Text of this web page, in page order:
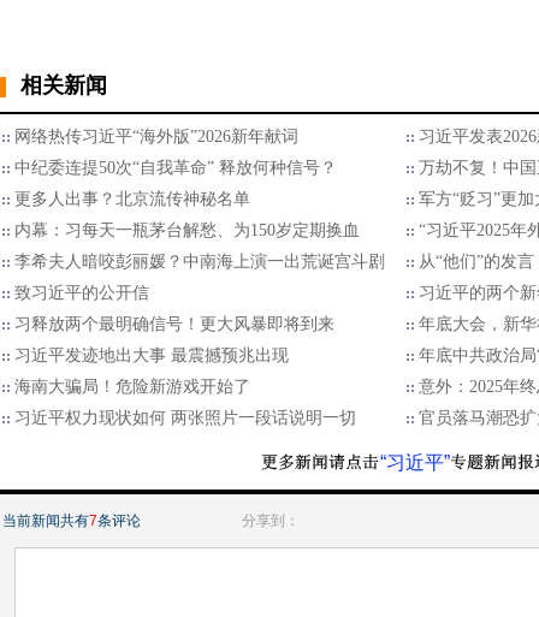
相关新闻
网络热传习近平“海外版”2026新年献词
习近平发表
中纪委连提50次“自我革命” 释放何种信号？
万劫不复！中
更多人出事？北京流传神秘名单
军方“贬习”更加
内幕：习每天一瓶茅台解愁、为150岁定期换血
“习近平2025年
李希夫人暗咬彭丽媛？中南海上演一出荒诞宫斗剧
从“他们”的发
致习近平的公开信
习近平的两个
习释放两个最明确信号！更大风暴即将到来
年底大会，新
习近平发迹地出大事 最震撼预兆出现
年底中共政治
海南大骗局！危险新游戏开始了
意外：2025年
习近平权力现状如何 两张照片一段话说明一切
官员落马潮恐
“习近平”
当前新闻共有7条评论 分享到：